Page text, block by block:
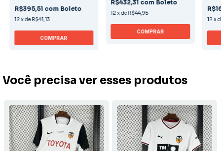
R$395,51 com Boleto
12xdeR$41,13
COMPRAR
R$432,31 com Boleto
12xdeR$44,95
COMPRAR
12 x
Você precisa ver esses produtos